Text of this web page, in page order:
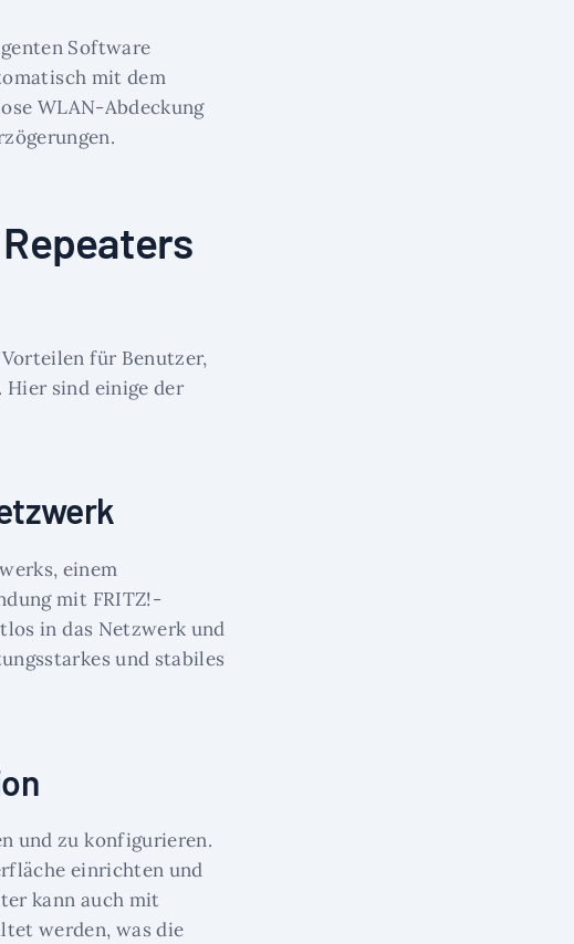
Software
mit dem
WLAN-Abdeckung
für Benutzer,
sind einige der
einem
mit FRITZ!-
in das Netzwerk und
und stabiles
und zu konfigurieren.
einrichten und
kann auch mit
werden, was die